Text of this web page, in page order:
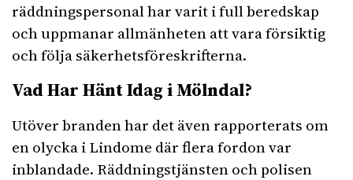
räddningspersonal har varit i full beredskap
och uppmanar allmänheten att vara försiktig
och följa säkerhetsföreskrifterna.
Vad Har Hänt Idag i Mölndal?
Utöver branden har det även rapporterats om
en olycka i Lindome där flera fordon var
inblandade. Räddningstjänsten och polisen